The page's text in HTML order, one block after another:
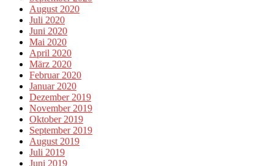
August 2020
Juli 2020
Juni 2020
Mai 2020
April 2020
März 2020
Februar 2020
Januar 2020
Dezember 2019
November 2019
Oktober 2019
September 2019
August 2019
Juli 2019
Juni 2019